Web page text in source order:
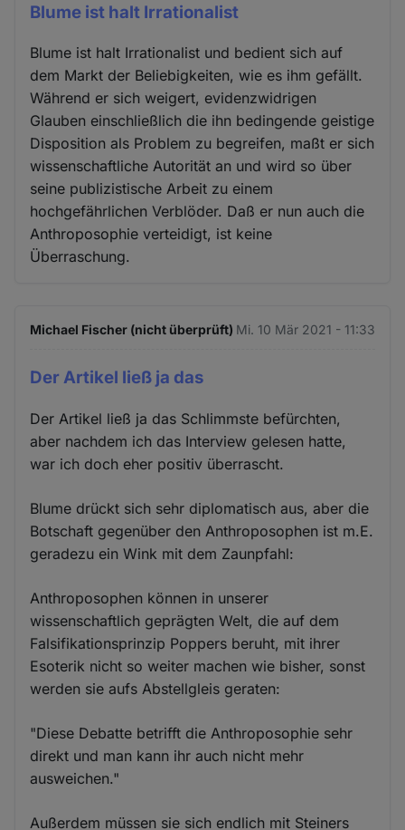
Blume ist halt Irrationalist
Blume ist halt Irrationalist und bedient sich auf
dem Markt der Beliebigkeiten, wie es ihm gefällt.
Während er sich weigert, evidenzwidrigen
Glauben einschließlich die ihn bedingende geistige
Disposition als Problem zu begreifen, maßt er sich
wissenschaftliche Autorität an und wird so über
seine publizistische Arbeit zu einem
hochgefährlichen Verblöder. Daß er nun auch die
Anthroposophie verteidigt, ist keine
Überraschung.
Michael Fischer (nicht überprüft) Mi. 10 Mär 2021 - 11:33
Der Artikel ließ ja das
Der Artikel ließ ja das Schlimmste befürchten,
aber nachdem ich das Interview gelesen hatte,
war ich doch eher positiv überrascht.
Blume drückt sich sehr diplomatisch aus, aber die
Botschaft gegenüber den Anthroposophen ist m.E.
geradezu ein Wink mit dem Zaunpfahl:
Anthroposophen können in unserer
wissenschaftlich geprägten Welt, die auf dem
Falsifikationsprinzip Poppers beruht, mit ihrer
Esoterik nicht so weiter machen wie bisher, sonst
werden sie aufs Abstellgleis geraten:
"Diese Debatte betrifft die Anthroposophie sehr
direkt und man kann ihr auch nicht mehr
ausweichen."
Außerdem müssen sie sich endlich mit Steiners